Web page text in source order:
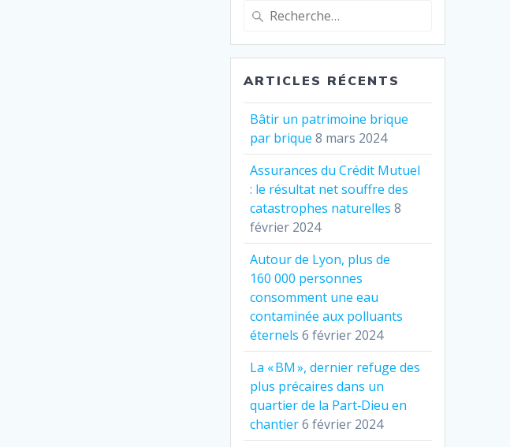
Recherche
:
ARTICLES RÉCENTS
Bâtir un patrimoine brique
par brique 8 mars 2024
Assurances du Crédit Mutuel
: le résultat net souffre des
catastrophes naturelles 8
février 2024
Autour de Lyon, plus de
160 000 personnes
consomment une eau
contaminée aux polluants
éternels 6 février 2024
La « BM », dernier refuge des
plus précaires dans un
quartier de la Part‐Dieu en
chantier6 février 2024